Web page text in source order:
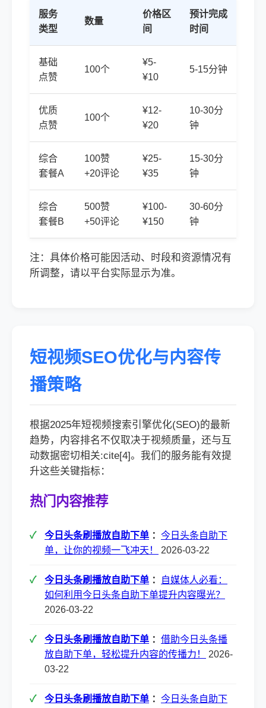
服务
类型
数量
价格区
间
预计完成
时间
基础
点赞
100个
¥5-
¥10
5-15分钟
优质
点赞
100个
¥12-
¥20
10-30分
钟
综合
套餐A
100赞
+20评论
¥25-
¥35
15-30分
钟
综合
套餐B
500赞
+50评论
¥100-
¥150
30-60分
钟
注：具体价格可能因活动、时段和资源情况有
所调整，请以平台实际显示为准。
短视频SEO优化与内容传
播策略
根据2025年短视频搜索引擎优化(SEO)的最新
趋势，内容排名不仅取决于视频质量，还与互
动数据密切相关:cite[4]。我们的服务能有效提
升这些关键指标：
热门内容推荐
今日头条刷播放自助下单 ： 今日头条自助下
单，让你的视频一飞冲天！
2026-03-22
今日头条刷播放自助下单 ：
自媒体人必看：
如何利用今日头条自助下单提升内容曝光？
2026-03-22
今日头条刷播放自助下单 ： 借助今日头条播
放自助下单，轻松提升内容的传播力！
2026-
03-22
今日头条刷播放自助下单 ： 今日头条自助下